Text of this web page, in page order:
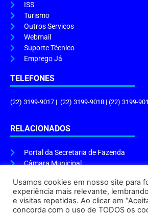
ISS
Turismo
Outros Serviços
Webmail
Suporte Técnico
Emprego Já
TELEFONES
(22) 3199-9017 | (22) 3199-9018 | (22) 3199-
RELACIONADOS
Portal da Secretaria de Fazenda
Câmara Municipal
ENDEREÇO E HORÁRIO
Usamos cookies em nosso site para
experiência mais relevante,
e visitas repetidas. Ao clicar em
concorda com o uso de TODOS os